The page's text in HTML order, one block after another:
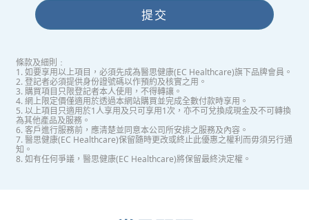
提交
條款及細則﹕
1. 如要享用以上項目，必須先成為醫思健康(EC Healthcare)旗下品牌會員。
2. 登記者必須提供身份證號碼以作預約及核實之用。
3. 購買項目只限登記者本人使用，不得轉讓。
4. 網上限定價僅適用於透過本網站購買並完成全數付款時享用。
5. 以上項目只適用於1人享用及只可享用1次，亦不可兌換成現金及不可轉換
為其他產品及服務。
6. 客戶進行服務前，應清楚並同意本公司所安排之服務及內容。
7. 醫思健康(EC Healthcare)保留隨時更改或終止此優惠之權利而毋須另行通
知。
8. 如有任何爭議，醫思健康(EC Healthcare)將保留最終決定權。